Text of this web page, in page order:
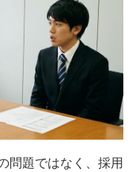
問題ではなく、採用